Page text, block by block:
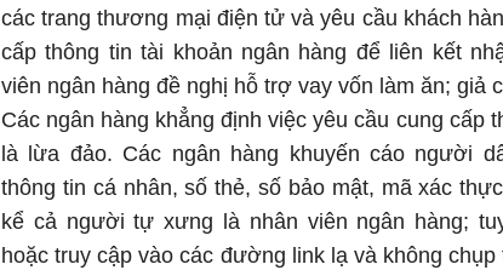
các trang thương mại điện tử và yêu cầu khách
cấp thông tin tài khoản ngân hàng để liên kết
viên ngân hàng đề nghị hỗ trợ vay vốn làm ăn; giả
Các ngân hàng khẳng định việc yêu cầu cung cấp
là lừa đảo. Các ngân hàng khuyến cáo người
thông tin cá nhân, số thẻ, số bảo mật, mã xác
kể cả người tự xưng là nhân viên ngân hàng;
hoặc truy cập vào các đường link lạ và không